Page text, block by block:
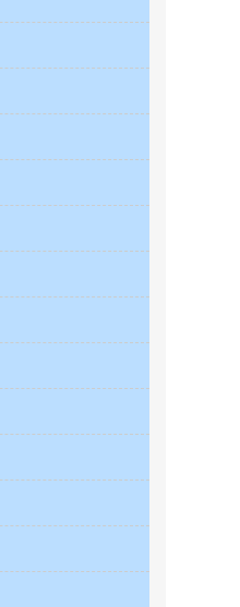
アクセサリー
モバイル周辺機器
ー
ー
納用品
複合機
０穴インデックス
差替式）
イル
ー
・備品
ー
料
ー
共配）
ー用品
・シューズ
用品